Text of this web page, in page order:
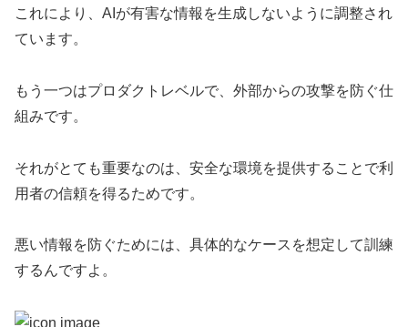
これにより、AIが有害な情報を生成しないように調整され
ています。
もう一つはプロダクトレベルで、外部からの攻撃を防ぐ仕
組みです。
それがとても重要なのは、安全な環境を提供することで利
用者の信頼を得るためです。
悪い情報を防ぐためには、具体的なケースを想定して訓練
するんですよ。